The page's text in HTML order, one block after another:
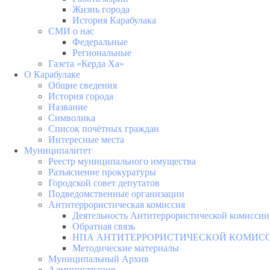
Жизнь города
История Карабулака
СМИ о нас
Федеральные
Региональные
Газета «Керда Ха»
О Карабулаке
Общие сведения
История города
Название
Символика
Список почётных граждан
Интересные места
Муниципалитет
Реестр муниципального имущества
Разъяснение прокуратуры
Городской совет депутатов
Подведомственные организации
Антитеррористическая комиссия
Деятельность Антитеррористической комиссии
Обратная связь
НПА АНТИТЕРРОРИСТИЧЕСКОЙ
Методические материалы
Муниципальный Архив